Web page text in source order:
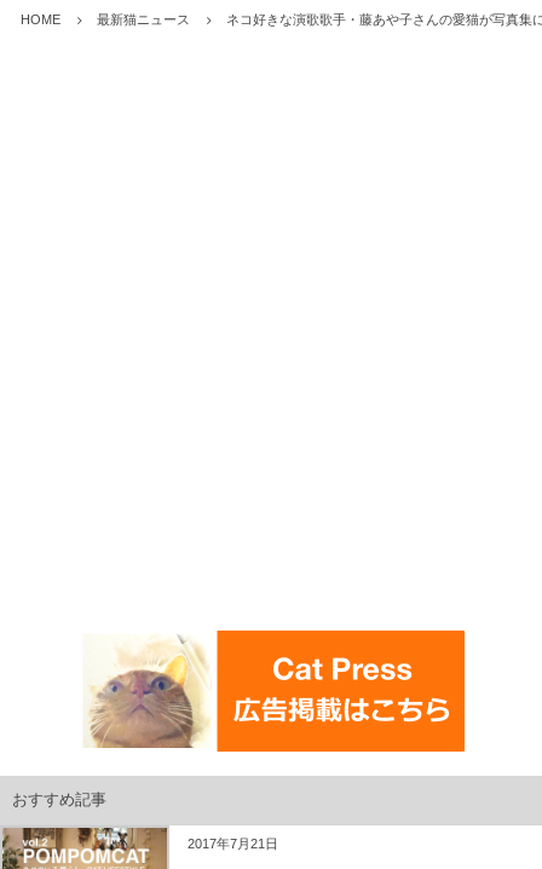
HOME 最新猫ニュース ネコ好きな演歌歌手・藤あや子さんの愛猫が写真
おすすめ記事
2017年7月21日